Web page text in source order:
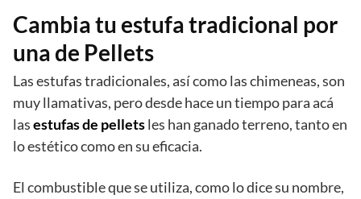
Cambia tu estufa tradicional por
una de Pellets
Las estufas tradicionales, así como las chimeneas, son
muy llamativas, pero desde hace un tiempo para acá
lasestufas de pelletsles han ganado terreno, tanto en
lo estético como en su eficacia.
El combustible que se utiliza, como lo dice su nombre,